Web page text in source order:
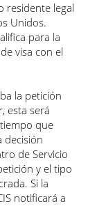
residente legal
Unidos.
para la
visa con el
la petición
esta será
que
decisión
de Servicio
y el tipo
Si la
notificará a